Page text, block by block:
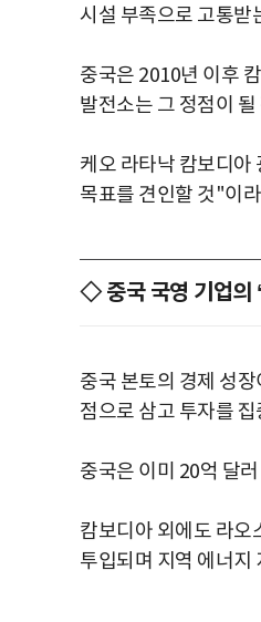
시설 부족으로 고통받
중국은 2010년 이후
발전소는 그 정점이 될
케오 라타낙 캄보디
목표를 견인할 것"이
◇ 중국 국영 기업의
중국 본토의 경제 성
점으로 삼고 투자를
중국은 이미 20억 달
캄보디아 외에도 라오
투입되며 지역 에너지